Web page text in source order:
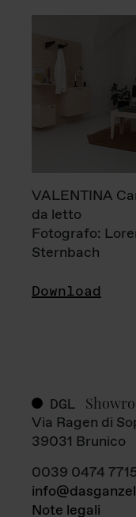
VALENTINA
da letto
Fotografo:
Sternbach
Download
DGL
Via Ragen di
39031 Brunico
0039 0474
Note legali